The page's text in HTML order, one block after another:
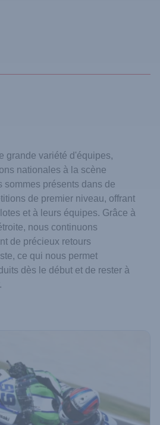
grande variété d'équipes,
nationales à la scène
sommes présents dans de
de premier niveau, offrant
et à leurs équipes. Grâce à
nous continuons
de précieux retours
ce qui nous permet
dès le début et de rester à